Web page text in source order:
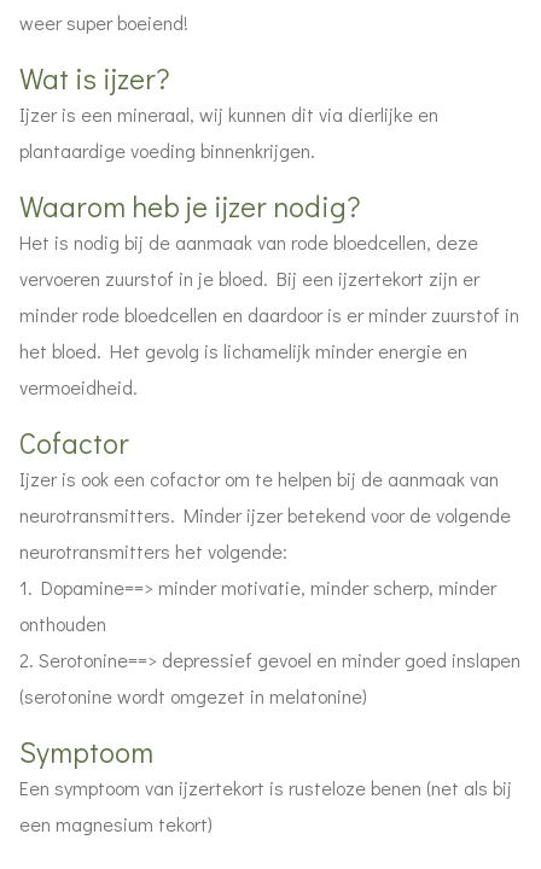
weer super boeiend!
Wat is ijzer?
Ijzer is een mineraal, wij kunnen dit via dierlijke en
plantaardige voeding binnenkrijgen.
Waarom heb je ijzer nodig?
Het is nodig bij de aanmaak van rode bloedcellen, deze
vervoeren zuurstof in je bloed. Bij een ijzertekort zijn er
minder rode bloedcellen en daardoor is er minder zuurstof in
het bloed. Het gevolg is lichamelijk minder energie en
vermoeidheid.
Cofactor
Ijzer is ook een cofactor om te helpen bij de aanmaak van
neurotransmitters. Minder ijzer betekend voor de volgende
neurotransmitters het volgende:
1. Dopamine==> minder motivatie, minder scherp, minder
onthouden
2. Serotonine==> depressief gevoel en minder goed inslapen
(serotonine wordt omgezet in melatonine)
Symptoom
Een symptoom van ijzertekort is rusteloze benen (net als bij
een magnesium tekort)